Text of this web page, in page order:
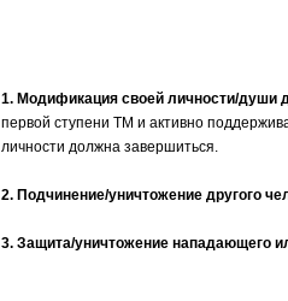
1. Модификация своей личности/души
первой ступени ТМ и активно
личности должна завершиться.
2. Подчинение/уничтожение другого
3. Защита/уничтожение нападающего